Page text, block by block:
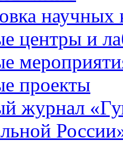
научных
центры и
проекты
журнал «